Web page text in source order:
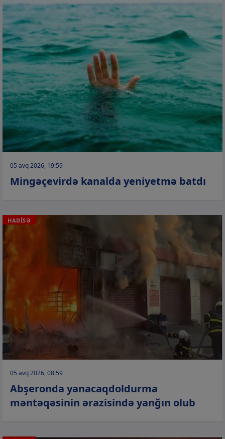
05 avq 2026, 19:59
Mingəçevirdə kanalda yeniyetmə batdı
HADİSƏ
05 avq 2026, 08:59
Abşeronda yanacaqdoldurma
məntəqəsinin ərazisində yanğın olub